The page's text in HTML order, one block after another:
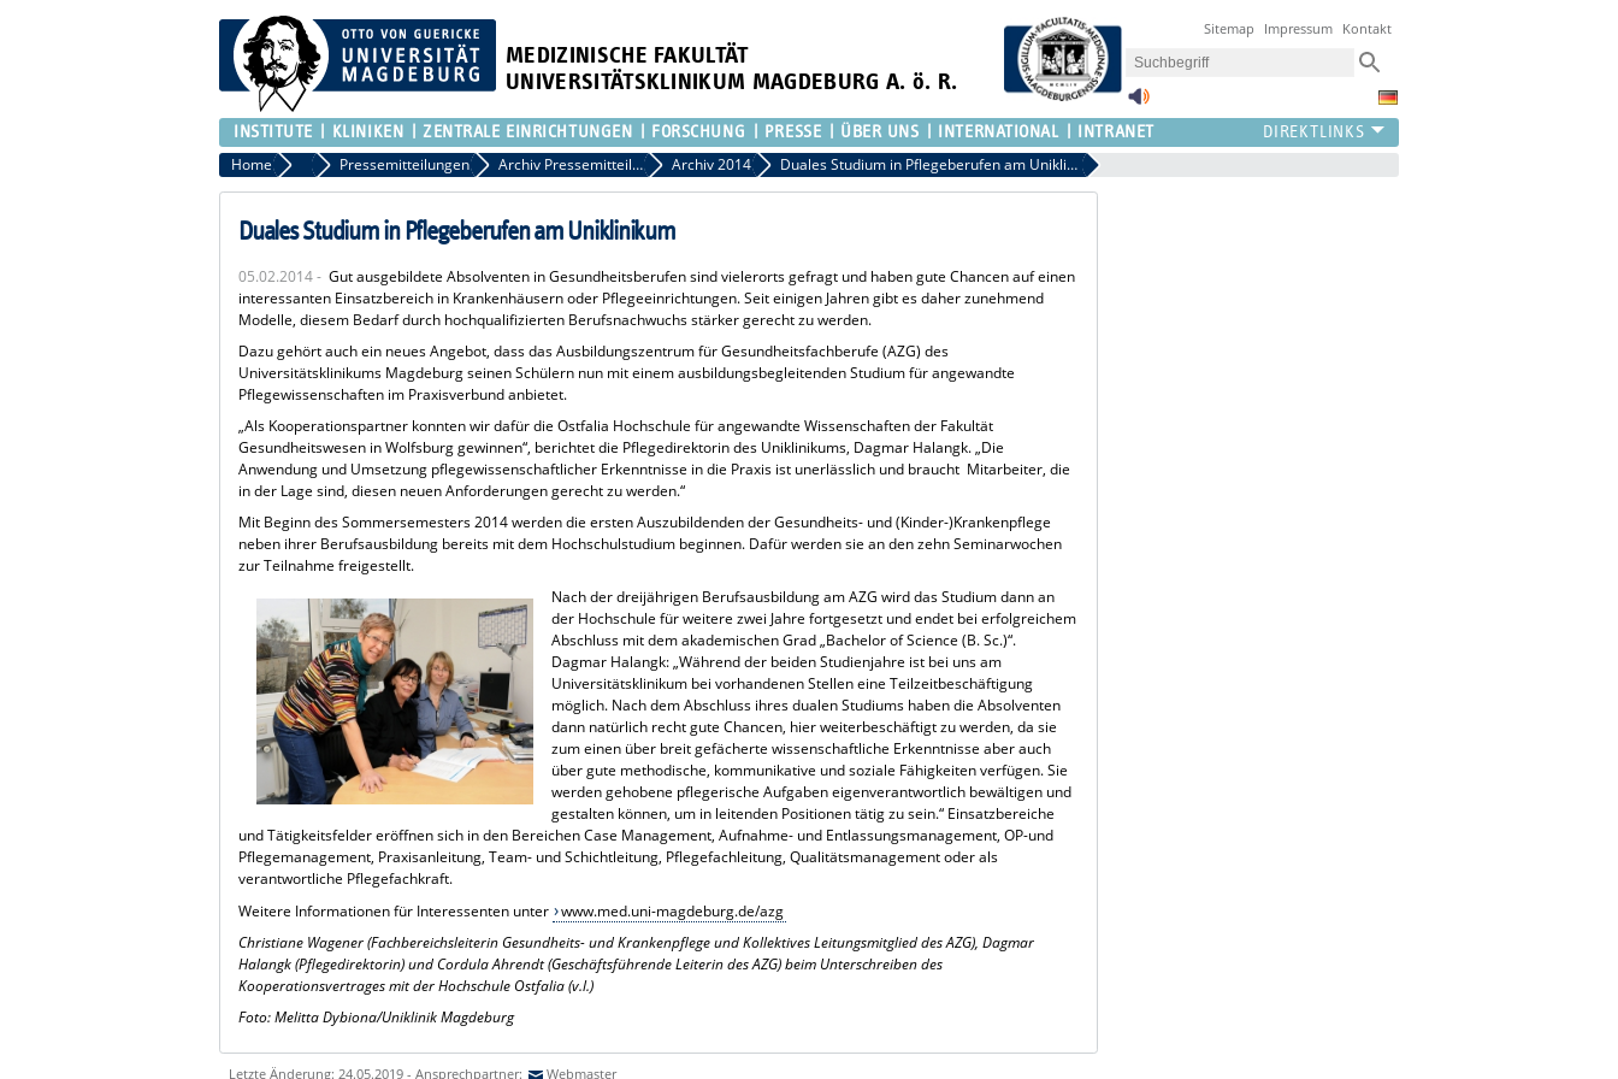
MEDIZINISCHE FAKULTÄT
UNIVERSITÄTSKLINIKUM MAGDEBURG A. ö. R.
Sitemap Impressum Kontakt
INSTITUTE KLINIKEN ZENTRALE EINRICHTUNGEN FORSCHUNG PRESSE ÜBER UNS INTERNATIONAL INTRANET
Home PressePressemitteilungen Archiv Pressemitteilungen Archiv 2014 Duales Studium in Pflegeberufen am Uniklinikum
Duales Studium in Pflegeberufen am Uniklinikum
05.02.2014 -Gut ausgebildete Absolventen in Gesundheitsberufen sind vielerorts gefragt und haben gute Chancen auf einen
interessanten Einsatzbereich in Krankenhäusern oder Pflegeeinrichtungen. Seit einigen Jahren gibt es daher zunehmend
Modelle, diesem Bedarf durch hochqualifizierten Berufsnachwuchs stärker gerecht zu werden.
Dazu gehört auch ein neues Angebot, dass das Ausbildungszentrum für Gesundheitsfachberufe (AZG) des
Universitätsklinikums Magdeburg seinen Schülern nun mit einem ausbildungsbegleitenden Studium für angewandte
Pflegewissenschaften im Praxisverbund anbietet.
„Als Kooperationspartner konnten wir dafür die Ostfalia Hochschule für angewandte Wissenschaften der Fakultät
Gesundheitswesen in Wolfsburg gewinnen“, berichtet die Pflegedirektorin des Uniklinikums, Dagmar Halangk. „Die
Anwendung und Umsetzung pflegewissenschaftlicher Erkenntnisse in die Praxis ist unerlässlich und braucht Mitarbeiter, die
in der Lage sind, diesen neuen Anforderungen gerecht zu werden.“
Mit Beginn des Sommersemesters 2014 werden die ersten Auszubildenden der Gesundheits- und (Kinder-)Krankenpflege
neben ihrer Berufsausbildung bereits mit dem Hochschulstudium beginnen. Dafür werden sie an den zehn Seminarwochen
zur Teilnahme freigestellt.
Nach der dreijährigen Berufsausbildung am AZG wird das Studium dann an
der Hochschule für weitere zwei Jahre fortgesetzt und endet bei erfolgreichem
Abschluss mit dem akademischen Grad „Bachelor of Science (B. Sc.)“.
Dagmar Halangk: „Während der beiden Studienjahre ist bei uns am
Universitätsklinikum bei vorhandenen Stellen eine Teilzeitbeschäftigung
möglich. Nach dem Abschluss ihres dualen Studiums haben die Absolventen
dann natürlich recht gute Chancen, hier weiterbeschäftigt zu werden, da sie
zum einen über breit gefächerte wissenschaftliche Erkenntnisse aber auch
über gute methodische, kommunikative und soziale Fähigkeiten verfügen. Sie
werden gehobene pflegerische Aufgaben eigenverantwortlich bewältigen und
gestalten können, um in leitenden Positionen tätig zu sein.“ Einsatzbereiche
und Tätigkeitsfelder eröffnen sich in den Bereichen Case Management, Aufnahme- und Entlassungsmanagement, OP-und
Pflegemanagement, Praxisanleitung, Team- und Schichtleitung, Pflegefachleitung, Qualitätsmanagement oder als
verantwortliche Pflegefachkraft.
Weitere Informationen für Interessenten unter www.med.uni-magdeburg.de/azg
Christiane Wagener (Fachbereichsleiterin Gesundheits- und Krankenpflege und Kollektives Leitungsmitglied des AZG), Dagmar
Halangk (Pflegedirektorin) und Cordula Ahrendt (Geschäftsführende Leiterin des AZG) beim Unterschreiben des
Kooperationsvertrages mit der Hochschule Ostfalia (v.l.)
Foto: Melitta Dybiona/Uniklinik Magdeburg
Letzte Änderung: 24.05.2019 - Ansprechpartner: Webmaster